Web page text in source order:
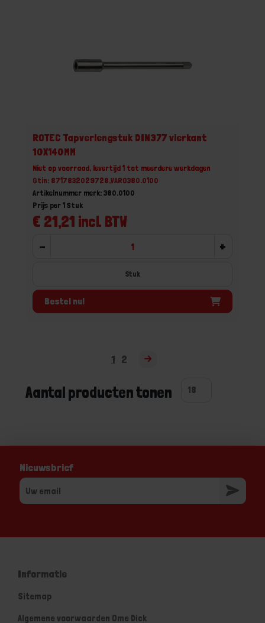
ROTEC Tapverlengstuk DIN377 vierkant
10X140MM
Niet op voorraad, levertijd 1 tot meerdere werkdagen
Gtin: 8717832029728,VARO380.0100
Artikelnummer merk: 380.0100
€ 21,21 incl. BTW
Prijs per 1 Stuk
- +
Stuk
Bestel nu!
1 2
Aantal producten tonen
Nieuwsbrief
Informatie
Sitemap
Algemene voorwaarden Ome Dick